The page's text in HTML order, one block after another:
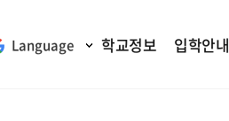
Language 학교정보 입학안내